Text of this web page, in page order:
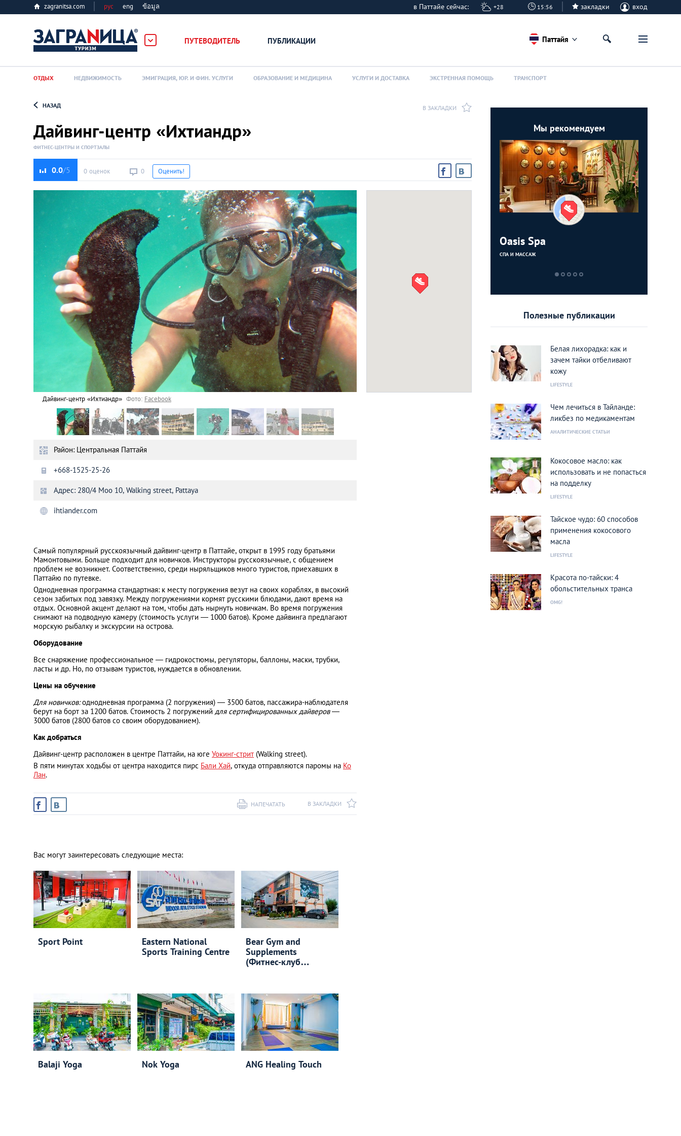
zagranitsa.com рус eng ข้อมูล в Паттайе сейчас: +28 15:56 закладки вход
ПУТЕВОДИТЕЛЬ ПУБЛИКАЦИИ
Алматы
Астана
Афины
Киев
Лондон
Лос-Анджелес
Москва
Париж
Паттайя
Пхукет
Loading...
Паттайя
ОТДЫХ НЕДВИЖИМОСТЬ ЭМИГРАЦИЯ, ЮР. И ФИН. УСЛУГИ ОБРАЗОВАНИЕ И МЕДИЦИНА УСЛУГИ И ДОСТАВКА ЭКСТРЕННАЯ ПОМОЩЬ ТРАНСПОРТ
НАЗАД В ЗАКЛАДКИ
Дайвинг-центр «Ихтиандр»
ФИТНЕС-ЦЕНТРЫ И СПОРТЗАЛЫ
0.0 0 оценок 0 Оценить!
Дайвинг-центр «Ихтиандр» Фото: Facebook
Район: Центральная Паттайя
+668-1525-25-26
Адрес: 280/4 Moo 10, Walking street, Pattaya
ihtiander.com
Самый популярный русскоязычный дайвинг-центр в Паттайе, открыт в 1995 году братьями
Мамонтовыми. Больше подходит для новичков. Инструкторы русскоязычные, с общением
проблем не возникнет. Соответственно, среди ныряльщиков много туристов, приехавших в
Паттайю по путевке.
Однодневная программа стандартная: к месту погружения везут на своих кораблях, в высокий
сезон забитых под завязку. Между погружениями кормят русскими блюдами, дают время на
отдых. Основной акцент делают на том, чтобы дать нырнуть новичкам. Во время погружения
снимают на подводную камеру (стоимость услуги — 1000 батов). Кроме дайвинга предлагают
морскую рыбалку и экскурсии на острова.
Оборудование
Все снаряжение профессиональное — гидрокостюмы, регуляторы, баллоны, маски, трубки,
ласты и др. Но, по отзывам туристов, нуждается в обновлении.
Цены на обучение
Для новичков:однодневная программа (2 погружения) — 3500 батов, пассажира-наблюдателя
берут на борт за 1200 батов. Стоимость 2 погружений для сертифицированных дайверов—
3000 батов (2800 батов со своим оборудованием).
Как добраться
Дайвинг-центр расположен в центре Паттайи, на юге Уокинг-стрит (Walking street).
В пяти минутах ходьбы от центра находится пирс Бали Хай, откуда отправляются паромы на Ко
Лан.
В ЗАКЛАДКИ
НАПЕЧАТАТЬ
Вас могут заинтересовать следующие места:
Sport Point
Eastern National
Sports Training Centre
Bear Gym and
Supplements
(Фитнес-клуб
Balaji Yoga Nok Yoga ANG Healing Touch
Мы рекомендуем
Oasis Spa
СПА И МАССАЖ
Полезные публикации
Белая лихорадка: как и
зачем тайки отбеливают
кожу
LIFESTYLE
Чем лечиться в Тайланде:
ликбез по медикаментам
АНАЛИТИЧЕСКИЕ СТАТЬИ
Кокосовое масло: как
использовать и не попасться
на подделку
LIFESTYLE
Тайское чудо: 60 способов
применения кокосового
масла
LIFESTYLE
Красота по-тайски: 4
обольстительных транса
OMG!